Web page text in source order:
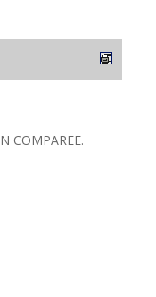
COMPAREE.